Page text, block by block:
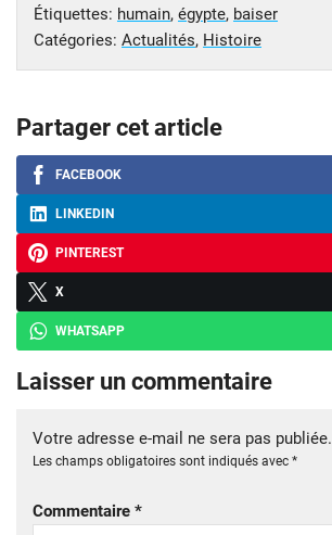
Étiquettes: humain, égypte, baiser
Catégories: Actualités, Histoire
Partager cet article
FACEBOOK
LINKEDIN
PINTEREST
X
WHATSAPP
Laisser un commentaire
Votre adresse e-mail ne sera pas publiée.
Les champs obligatoires sont indiqués avec *
Commentaire *